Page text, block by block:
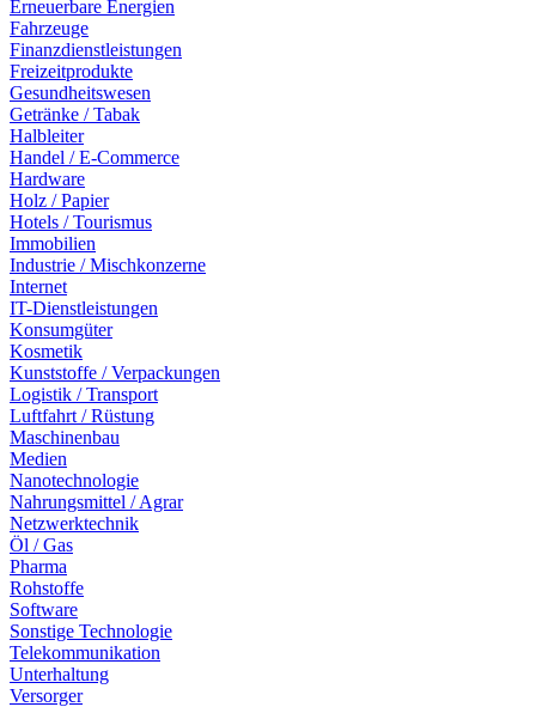
Erneuerbare Energien
Fahrzeuge
Finanzdienstleistungen
Freizeitprodukte
Gesundheitswesen
Getränke / Tabak
Halbleiter
Handel / E-Commerce
Hardware
Holz / Papier
Hotels / Tourismus
Immobilien
Industrie / Mischkonzerne
Internet
IT-Dienstleistungen
Konsumgüter
Kosmetik
Kunststoffe / Verpackungen
Logistik / Transport
Luftfahrt / Rüstung
Maschinenbau
Medien
Nanotechnologie
Nahrungsmittel / Agrar
Netzwerktechnik
Öl / Gas
Pharma
Rohstoffe
Software
Sonstige Technologie
Telekommunikation
Unterhaltung
Versorger